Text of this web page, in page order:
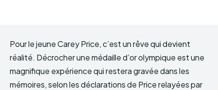
Pour le jeune Carey Price, c’est un rêve qui devient
réalité. Décrocher une médaille d’or olympique est une
magnifique expérience qui restera gravée dans les
mémoires, selon les déclarations de Price relayées par